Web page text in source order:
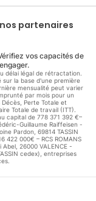
partenaires
vos capacités de
délai légal de rétractation.
la base d'une première
mensualité peut varier
par mois pour un
Perte Totale et
Totale de travail (ITT).
capital de 778 371 392 €–
Guillaume Raiffeisen -
Pardon, 69814 TASSIN
422 000€ – RCS ROMANS
26000 VALENCE -
cedex), entreprises